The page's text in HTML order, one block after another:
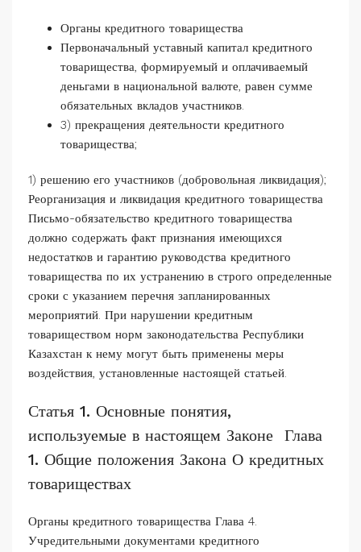
Органы кредитного товарищества
Первоначальный уставный капитал кредитного
товарищества, формируемый и оплачиваемый
деньгами в национальной валюте, равен сумме
обязательных вкладов участников.
3) прекращения деятельности кредитного
товарищества;
1) решению его участников (добровольная ликвидация);
Реорганизация и ликвидация кредитного товарищества
Письмо-обязательство кредитного товарищества
должно содержать факт признания имеющихся
недостатков и гарантию руководства кредитного
товарищества по их устранению в строго определенные
сроки с указанием перечня запланированных
мероприятий. При нарушении кредитным
товариществом норм законодательства Республики
Казахстан к нему могут быть применены меры
воздействия, установленные настоящей статьей.
Статья 1. Основные понятия,
используемые в настоящем Законе Глава
1. Общие положения Закона О кредитных
товариществах
Органы кредитного товарищества Глава 4.
Учредительными документами кредитного